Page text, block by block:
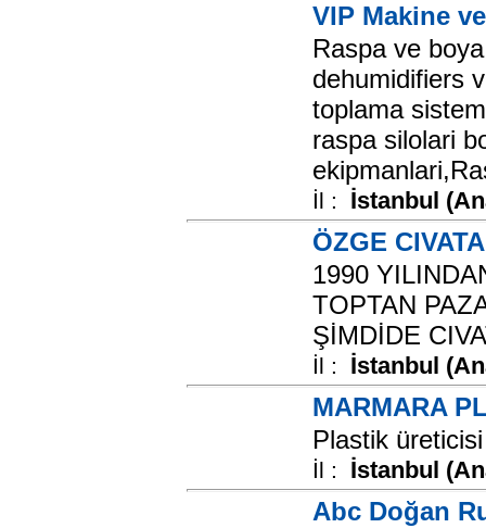
VIP Makine
Raspa ve
dehumidifiers
toplama
raspa silolari
İl : İstanbul
ÖZGE
1990
TOPTAN
ŞİMDİDE
İl : İstanbul
MARMARA
Plastik üreticisi
İl : İstanbul
Abc Doğan